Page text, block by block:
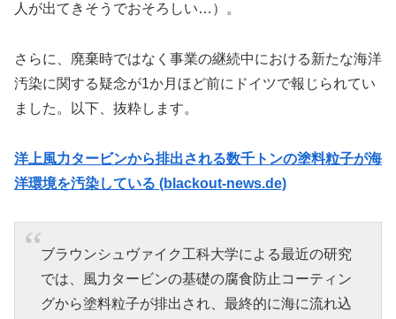
人が出てきそうでおそろしい…）。
さらに、廃棄時ではなく事業の継続中における新たな海洋
汚染に関する疑念が1か月ほど前にドイツで報じられてい
ました。以下、抜粋します。
洋上風力タービンから排出される数千トンの塗料粒子が海
洋環境を汚染している (blackout-news.de)
ブラウンシュヴァイク工科大学による最近の研究
では、風力タービンの基礎の腐食防止コーティン
グから塗料粒子が排出され、最終的に海に流れ込